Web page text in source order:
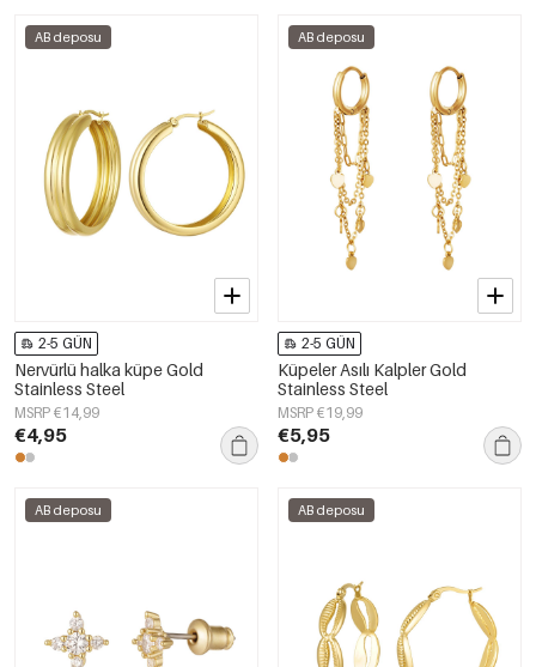
AB deposu
2-5 GÜN
Nervürlü halka küpe Gold
Stainless Steel
MSRP €14,99
€4,95
AB deposu
2-5 GÜN
Küpeler Asılı Kalpler Gold
Stainless Steel
MSRP €19,99
€5,95
AB deposu AB deposu